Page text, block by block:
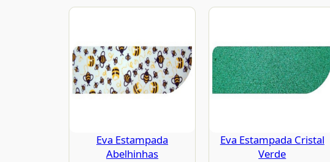
Eva Estampada
Abelhinhas
Eva Estampada Cristal
Verde